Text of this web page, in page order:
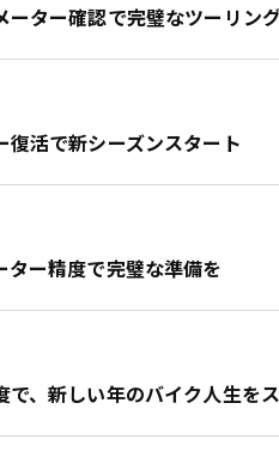
ーター確認で完璧なツーリン
復活で新シーズンスタート
ター精度で完璧な準備を
で、新しい年のバイク人生を